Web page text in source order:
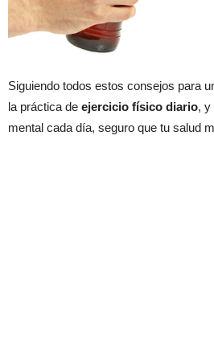
Siguiendo todos estos consejos para
la práctica de ejercicio físico diario, y
mental cada día, seguro que tu salud